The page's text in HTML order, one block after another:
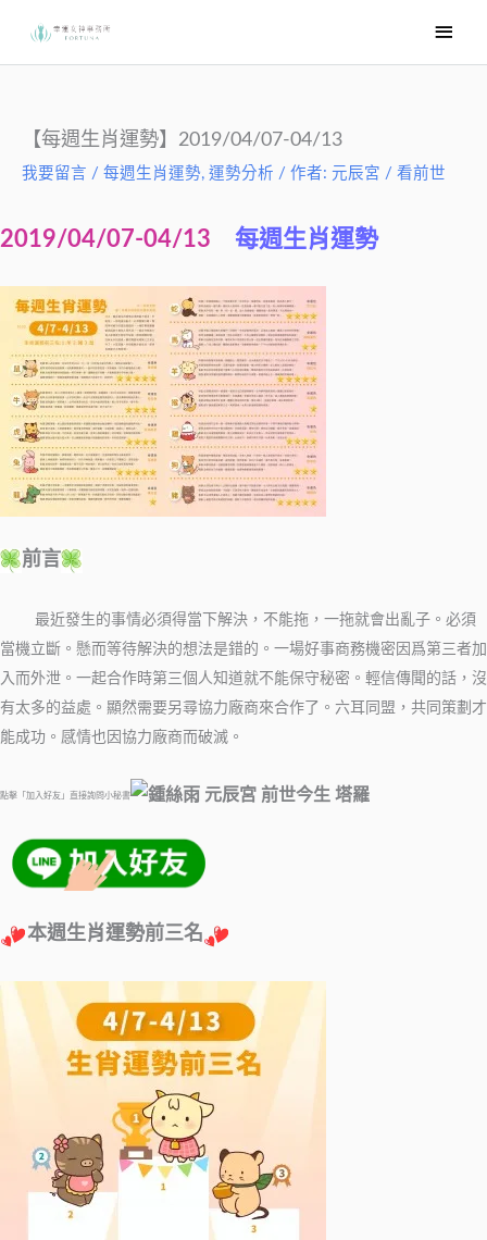
要
【每週生肖運勢】2019/04/07-04/13
我要留言 / 每週生肖運勢, 運勢分析 / 作者: 元辰宮 / 看前世
2019/04/07-04/13 每週生肖運勢
前言
最近發生的事情必須得當下解決，不能拖，一拖就會出亂子。必須
當機立斷。懸而等待解決的想法是錯的。一場好事商務機密因爲第三者加
入而外泄。一起合作時第三個人知道就不能保守秘密。輕信傳聞的話，沒
有太多的益處。顯然需要另尋協力廠商來合作了。六耳同盟，共同策劃才
能成功。感情也因協力廠商而破滅。
點擊「加入好友」直接詢問小秘書
本週生肖運勢前三名